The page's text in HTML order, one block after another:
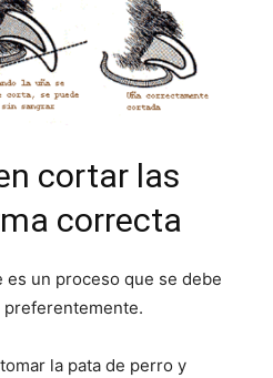
cortar las
correcta
un proceso que se debe
la pata de perro y